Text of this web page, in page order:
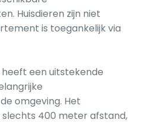
Huisdieren zijn niet
is toegankelijk via
een uitstekende
omgeving. Het
400 meter afstand,